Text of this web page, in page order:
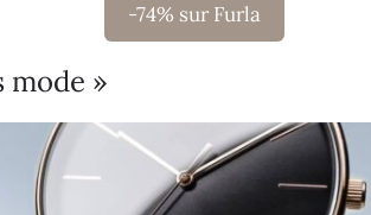
-74% sur Furla
mode »